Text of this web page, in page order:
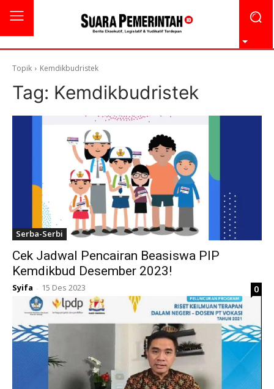
Topik Kemdikbudristek
Tag: Kemdikbudristek
Serba-Serbi
Cek Jadwal Pencairan Beasiswa PIP
Kemdikbud Desember 2023!
Syifa - 15 Des 2023 0